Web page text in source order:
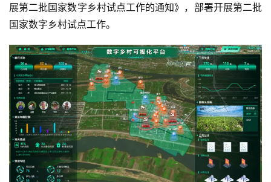
展第二批国家数字乡村试点工作的通知》，部署开展第二批
国家数字乡村试点工作。